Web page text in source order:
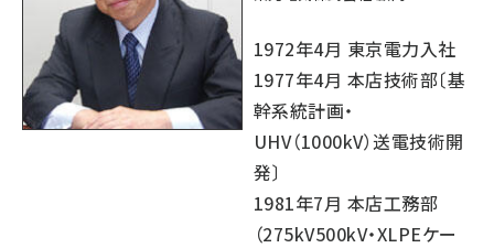
1972年4月 東京電力入社
1977年4月 本店技術部〔基
幹系統計画・
UHV（1000kV）送電技術開
発〕
1981年7月 本店工務部
（275kV500kV・XLPEケー